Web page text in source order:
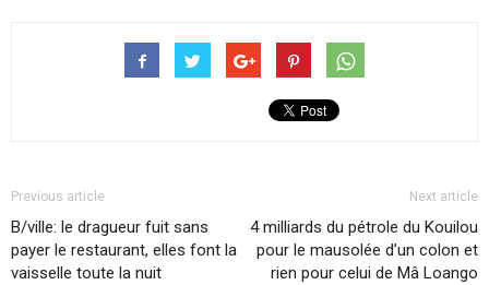
Previous article
B/ville: le dragueur fuit sans
payer le restaurant, elles font la
vaisselle toute la nuit
Next article
4 milliards du pétrole du Kouilou
pour le mausolée d’un colon et
rien pour celui de Mâ Loango